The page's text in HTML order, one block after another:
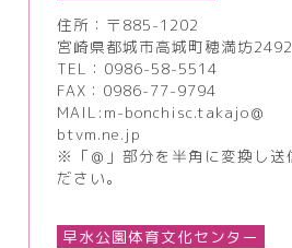
住所：〒885-1202
宮崎県都城市高城町穂満坊2492
TEL： 0986-58-5514
FAX：0986-77-9794
MAIL:m-bonchisc.takajo＠
btvm.ne.jp
※「＠」部分を半角に変換し送
ださい。
早水公園体育文化センター